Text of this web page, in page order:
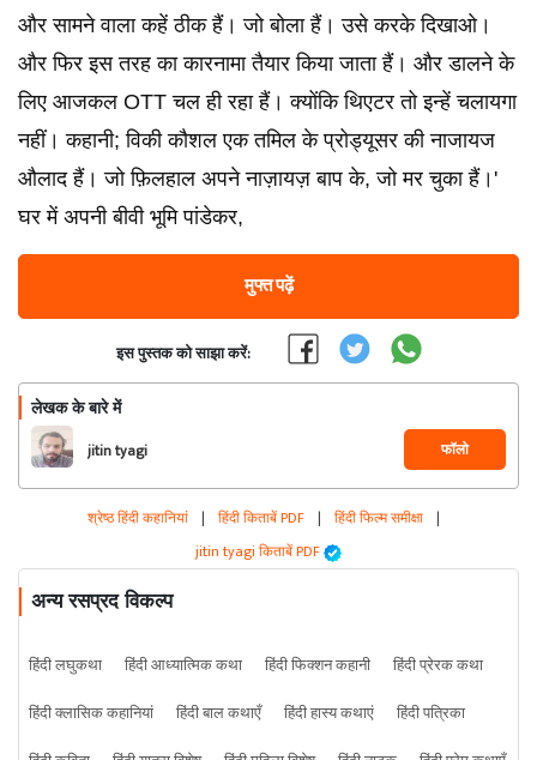
और सामने वाला कहें ठीक हैं। जो बोला हैं। उसे करके दिखाओ।
और फिर इस तरह का कारनामा तैयार किया जाता हैं। और डालने के
लिए आजकल OTT चल ही रहा हैं। क्योंकि थिएटर तो इन्हें चलायगा
नहीं। कहानी; विकी कौशल एक तमिल के प्रोड्यूसर की नाजायज
औलाद हैं। जो फ़िलहाल अपने नाज़ायज़ बाप के, जो मर चुका हैं।'
घर में अपनी बीवी भूमि पांडेकर,
मुफ्त पढ़ें
इस पुस्तक को साझा करें:
लेखक के बारे में
jitin tyagi फॉलो
श्रेष्ठ हिंदी कहानियां | हिंदी किताबें PDF | हिंदी फिल्म समीक्षा |
jitin tyagi किताबें PDF
अन्य रसप्रद विकल्प
हिंदी लघुकथा हिंदी आध्यात्मिक कथा हिंदी फिक्शन कहानी
हिंदी प्रेरक कथा
हिंदी क्लासिक कहानियां
हिंदी बाल कथाएँ हिंदी हास्य कथाएं
हिंदी पत्रिका